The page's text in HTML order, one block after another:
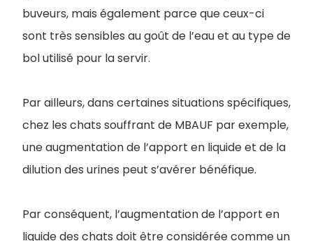
buveurs, mais également parce que ceux-ci
sont très sensibles au goût de l’eau et au type de
bol utilisé pour la servir.
Par ailleurs, dans certaines situations spécifiques,
chez les chats souffrant de MBAUF par exemple,
une augmentation de l’apport en liquide et de la
dilution des urines peut s’avérer bénéfique.
Par conséquent, l’augmentation de l’apport en
liquide des chats doit être considérée comme un